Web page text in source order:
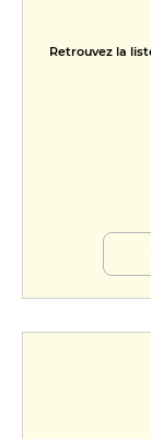
Retrouvez la